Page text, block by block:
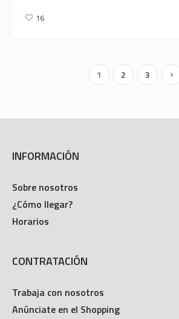
16
1 2 3
INFORMACIÓN
Sobre nosotros
¿Cómo llegar?
Horarios
CONTRATACIÓN
Trabaja con nosotros
Anúnciate en el Shopping